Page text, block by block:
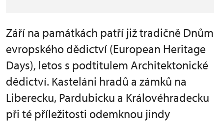
Září na památkách patří již tradičně Dnům
evropského dědictví (European Heritage
Days), letos s podtitulem Architektonické
dědictví. Kasteláni hradů a zámků na
Liberecku, Pardubicku a Královéhradecku
při té příležitosti odemknou jindy